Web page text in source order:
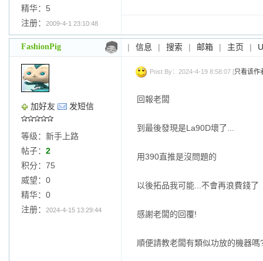
精华：5
注册：
2009-4-1 23:10:48
FashionPig | 信息 | 搜索 | 邮箱 | 主页 |
加好友 发短信
等级：新手上路
帖子： 2
积分：75
威望：0
精华：0
注册：
2024-4-15 13:29:44
Post By：2024-4-19 8:58:07 [只看该作
回報老闆
到最後發現是La90D壞了...
用390直推是沒問題的
以後拓品我可能...不會再浪費錢了
感謝老闆的回覆!
順便請教老闆有類似功放的機器嗎